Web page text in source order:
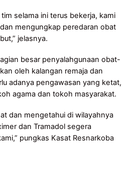
selama ini terus bekerja, kami
mengungkap peredaran obat
jelasnya.
besar penyalahgunaan obat-
oleh kalangan remaja dan
adanya pengawasan yang ketat,
agama dan tokoh masyarakat.
dan mengetahui di wilayahnya
dan Tramadol segera
pungkas Kasat Resnarkoba